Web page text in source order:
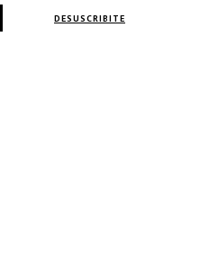
DESUSCRIBITE